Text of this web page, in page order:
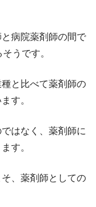
病院薬剤師の間で
うです。
と比べて薬剤師の
す。
はなく、薬剤師に
す。
、薬剤師としての